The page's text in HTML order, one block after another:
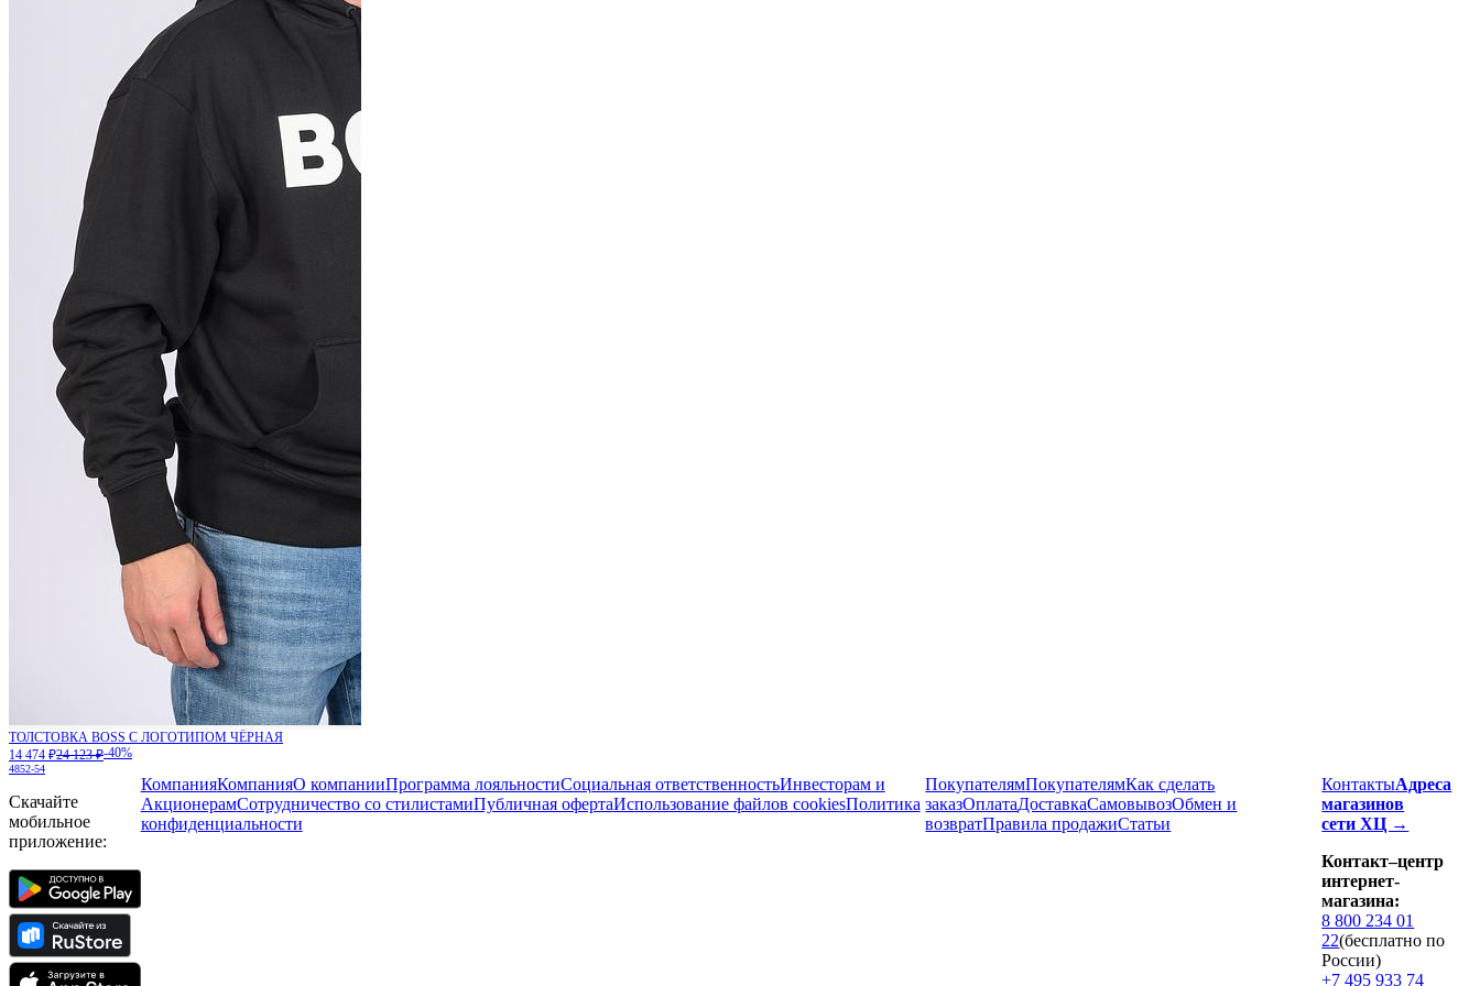
ТОЛСТОВКА BOSS С ЛОГОТИПОМ ЧЁРНАЯ
14 474 ₽24 123 ₽-40%
4852-54
Скачайте
мобильное
приложение:
КомпанияКомпанияО компанииПрограмма лояльностиСоциальная ответственностьИнвесторам и
АкционерамСотрудничество со стилистамиПубличная офертаИспользование файлов cookiesПолитика
конфиденциальности
ПокупателямПокупателямКак сделать
заказОплатаДоставкаCамовывозОбмен и
возвратПравила продажиСтатьи
КонтактыАдреса
магазинов
сети ХЦ →
Контакт–центр
интернет-
магазина:
8 800 234 01
22(бесплатно по
России)
+7 495 933 74